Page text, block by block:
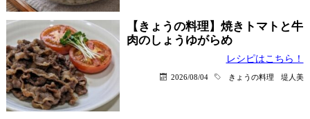
【きょうの料理】焼きトマトと牛
肉のしょうゆがらめ
レシピはこちら！
2026/08/04 きょうの料理 堤人美